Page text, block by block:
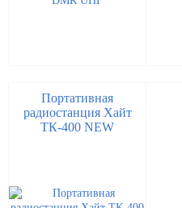
Портативная
радиостанция Хайт
ТК-400 NEW